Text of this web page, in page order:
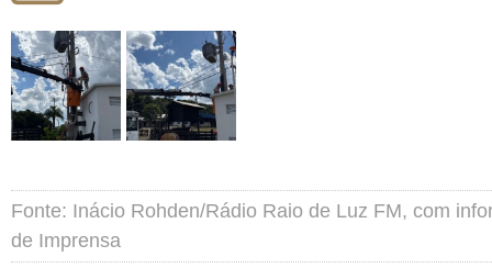
Fonte: Inácio Rohden/Rádio Raio de Luz FM, com
de Imprensa